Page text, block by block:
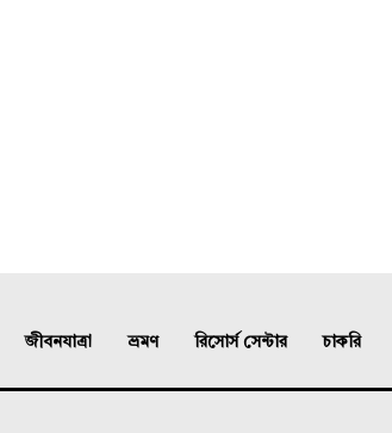
জীবনযাত্রা ভ্রমণ রিসোর্স সেন্টার চাকরি